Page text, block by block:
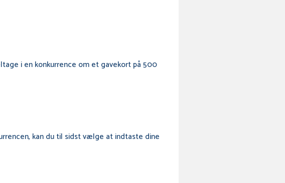
i en konkurrence om et gavekort på 500
kan du til sidst vælge at indtaste dine